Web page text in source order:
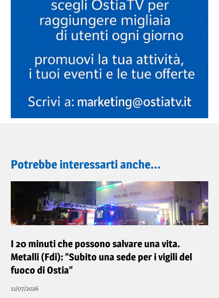
Potrebbe interessarti anche...
I 20 minuti che possono salvare una vita.
Metalli (Fdi): “Subito una sede per i vigili del
fuoco di Ostia”
11/07/2026